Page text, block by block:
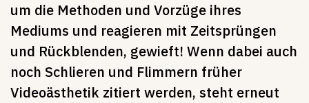
um die Methoden und Vorzüge ihres
Mediums und reagieren mit Zeitsprüngen
und Rückblenden, gewieft! Wenn dabei auch
noch Schlieren und Flimmern früher
Videoästhetik zitiert werden, steht erneut